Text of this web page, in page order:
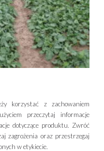
korzystać z zachowaniem
przeczytaj informacje
dotyczące produktu. Zwróć
zagrożenia oraz przestrzegaj
w etykiecie.